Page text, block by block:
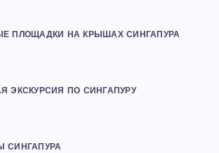
ПЛОЩАДКИ НА КРЫШАХ СИНГАПУРА
ЭКСКУРСИЯ ПО СИНГАПУРУ
СИНГАПУРА